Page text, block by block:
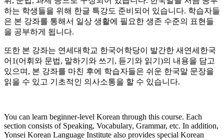
하는 학생들을 위해 한글 특강도 준비되어 있습니다. 학습자들
은 본 강좌를 통해서 일상 생활에 필요한 생존 수준의 표현들
을 공부하게 됩니다.
또한 본 강좌는 연세대학교 한국어학당이 발간한 새연세한국
어1(어휘와 문법, 말하기와 쓰기, 듣기와 읽기)의 내용을 담고
있으며, 본 강좌를 마친 후에 학습자들은 쉬운 한국말 문장을
읽을 수 있고 기초적인 의사소통을 할 수 있습니다.
You can learn beginner-level Korean through this course. Each
section consists of Speaking, Vocabulary, Grammar, etc. In addition,
Yonsei Korean Language Institute also provides special Korean